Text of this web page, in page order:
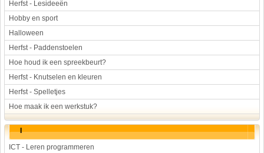
Herfst - Lesideeën
Hobby en sport
Halloween
Herfst - Paddenstoelen
Hoe houd ik een spreekbeurt?
Herfst - Knutselen en kleuren
Herfst - Spelletjes
Hoe maak ik een werkstuk?
I
ICT - Leren programmeren